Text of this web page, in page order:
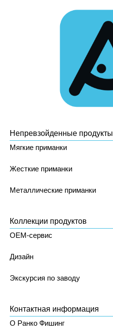
Непревзойденные продукты
Мягкие приманки
Жесткие приманки
Металлические приманки
Коллекции продуктов
OEM-сервис
Дизайн
Экскурсия по заводу
Контактная информация
О Ранко Фишинг